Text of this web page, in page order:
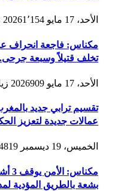
الأحد، 17 مايو 2026 1٬154
مكناس: فاجعة انحراف
تخلف قتيلاً وسبعة
الأحد، 17 مايو 2026 909
عمالات جديدة لتعزيز
الخميس، 19 ديسمبر 2024 819
بشعة بالطريق المؤدية